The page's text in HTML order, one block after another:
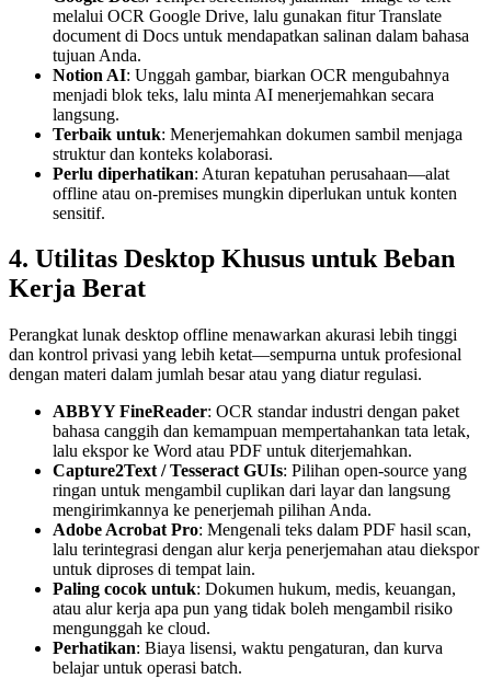
melalui OCR Google Drive, lalu gunakan fitur Translate
document di Docs untuk mendapatkan salinan dalam bahasa
tujuan Anda.
Notion AI: Unggah gambar, biarkan OCR mengubahnya
menjadi blok teks, lalu minta AI menerjemahkan secara
langsung.
Terbaik untuk: Menerjemahkan dokumen sambil menjaga
struktur dan konteks kolaborasi.
Perlu diperhatikan: Aturan kepatuhan perusahaan—alat
offline atau on-premises mungkin diperlukan untuk konten
sensitif.
4. Utilitas Desktop Khusus untuk Beban
Kerja Berat
Perangkat lunak desktop offline menawarkan akurasi lebih tinggi
dan kontrol privasi yang lebih ketat—sempurna untuk profesional
dengan materi dalam jumlah besar atau yang diatur regulasi.
ABBYY FineReader: OCR standar industri dengan paket
bahasa canggih dan kemampuan mempertahankan tata letak,
lalu ekspor ke Word atau PDF untuk diterjemahkan.
Capture2Text / Tesseract GUIs: Pilihan open-source yang
ringan untuk mengambil cuplikan dari layar dan langsung
mengirimkannya ke penerjemah pilihan Anda.
Adobe Acrobat Pro: Mengenali teks dalam PDF hasil scan,
lalu terintegrasi dengan alur kerja penerjemahan atau diekspor
untuk diproses di tempat lain.
Paling cocok untuk: Dokumen hukum, medis, keuangan,
atau alur kerja apa pun yang tidak boleh mengambil risiko
mengunggah ke cloud.
Perhatikan: Biaya lisensi, waktu pengaturan, dan kurva
belajar untuk operasi batch.